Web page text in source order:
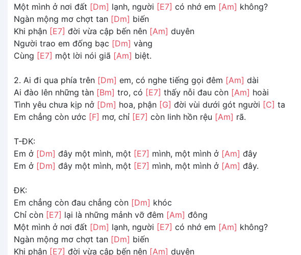
Một mình ở nơi đất [Dm] lạnh, người [E7] có nhớ em [Am] không?
Ngàn mộng mơ chợt tan [Dm] biến
Khi phận [E7] đời vừa cập bến nên [Am] duyên
Người trao em đống bạc [Dm] vàng
Cùng [E7] một lời nói giã [Am] biệt.
2. Ai đi qua phía trên [Dm] em, có nghe tiếng gọi đêm [Am] dài
Ai đào lên những tàn [Bm] tro, có [E7] thấy nỗi đau còn [Am] hoài
Tình yêu chưa kịp nở [Dm] hoa, phận [G] đời vùi dưới gót người [C] ta
Em chẳng còn ước [F] mơ, chỉ [E7] còn linh hồn rệu [Am] rã.
T-ĐK:
Em ở [Dm] đây một mình, một [E7] mình, một mình ở [Am] đây
Em ở [Dm] đây một mình, một [E7] mình, một mình ở [Am] đây.
ĐK:
Em chẳng còn đau chẳng còn [Dm] khóc
Chỉ còn [E7] lại là những mảnh vỡ đêm [Am] đông
Một mình ở nơi đất [Dm] lạnh, người [E7] có nhớ em [Am] không?
Ngàn mộng mơ chợt tan [Dm] biến
Khi phận [E7] đời vừa cập bến nên [Am] duyên